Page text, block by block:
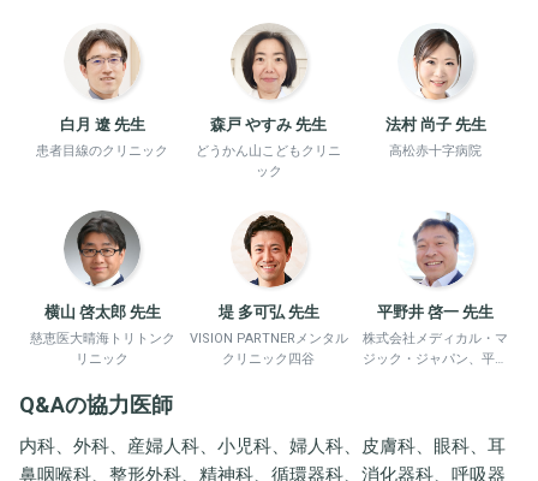
白月 遼 先生
患者目線のクリニック
森戸 やすみ 先生
どうかん山こどもクリニ
ック
法村 尚子 先生
高松赤十字病院
横山 啓太郎 先生
慈恵医大晴海トリトンク
リニック
堤 多可弘 先生
VISION PARTNERメンタル
クリニック四谷
平野井 啓一 先生
株式会社メディカル・マ
ジック・ジャパン、平野
Q&Aの協力医師
内科、外科、産婦人科、小児科、婦人科、皮膚科、眼科、耳
鼻咽喉科、整形外科、精神科、循環器科、消化器科、呼吸器